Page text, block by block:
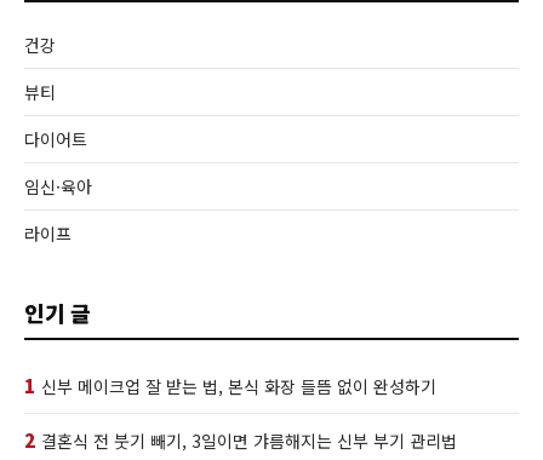
건강
뷰티
다이어트
임신·육아
라이프
인기 글
1 신부 메이크업 잘 받는 법, 본식 화장 들뜸 없이 완성하기
2 결혼식 전 붓기 빼기, 3일이면 갸름해지는 신부 부기 관리법